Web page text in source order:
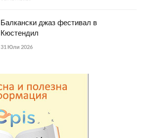
Балкански джаз фестивал в
Кюстендил
31 Юли 2026